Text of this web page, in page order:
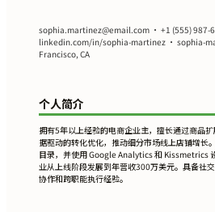
sophia.martinez@email.com • +1 (555) 987-
linkedin.com/in/sophia-martinez • sophia-
Francisco, CA
个人简介
拥有5年以上经验的电商企业主，擅长通过商品
据驱动的转化优化，推动细分市场线上店铺增长
目录，并使用 Google Analytics 和 Kissmetrics
业从上线阶段发展到年营收300万美元。具备社
协作和跨职能执行经验。